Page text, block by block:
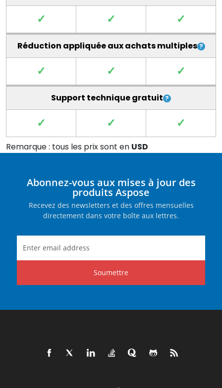
✓ ✓ ✓
Réduction appliquée aux achats multiples
✓ ✓ ✓
Support technique gratuit
✓ ✓ ✓
Remarque : tous les prix sont en USD
Abonnez-vous aux mises à jour des
produits Aspose
Recevez des newsletters et des offres mensuelles
directement dans votre boîte aux lettres.
Soumettre